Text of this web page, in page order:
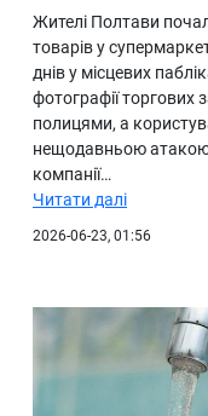
Жителі Полтави
товарів у
днів у місцевих
фотографії торгових
полицями, а
нещодавньою атакою
компанії…
Читати далі
2026-06-23, 01:56